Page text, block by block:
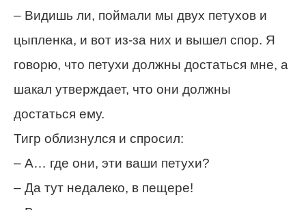
– Видишь ли, поймали мы двух петухов и
цыпленка, и вот из-за них и вышел спор. Я
говорю, что петухи должны достаться мне, а
шакал утверждает, что они должны
достаться ему.
Тигр облизнулся и спросил:
– А… где они, эти ваши петухи?
– Да тут недалеко, в пещере!